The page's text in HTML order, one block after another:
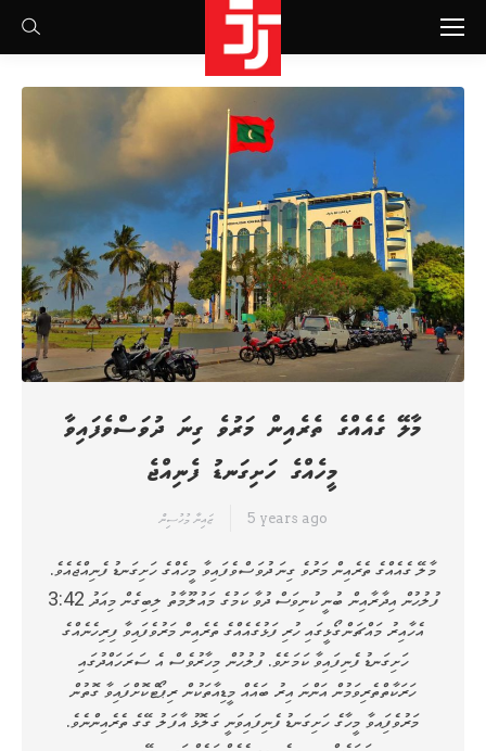
Search:
މާލޭ ގެއެއްގެ ތެރެއިން މަރުވެ ގިނަ ދުވަސްވެފައިވާ
މީހެއްގެ ހަށިގަނޑު ފެނިއްޖެ
ޒައިނާ މުހުސިން 5 years ago
މާލޭ ގެއެއްގެ ތެރެއިން މަރުވެ ގިނަ ދުވަސްވެފައިވާ މީހެއްގެ ހަށިގަނޑު ފެނިއްޖެއެވެ.
ފުލުހުން އިދާރާއިން ބުނީ ކުނިވަސް ދުވާ ކަމުގެ މައުލޫމާތު ލިބިގެން މިއަދު 3:42
އެހާއިރު މައްޗަންގޯޅީގައި ހުރި ފަޅުގެއެއްގެ ތެރެއިން މަރުވެފައިވާ ފިރިހެނެއްގެ
ހަށިގަނޑު ފެނިފައިވާ ކަމަށެވެ. ފުލުހުން މިހާރުވެސް އެ ސަރަހައްދުގައި
ހަރަކާތްތެރިވަމުން އަންނަ އިރު ބައެއް މީޑިއާތަކުން ރިޕޯޓްކޮށްފައިވާ ގޮތުން
މަރުވެފަިއވާ މީހާގެ ހަށިގަނޑު ފެނިފައިވަނީ ގަލޮޅު އާފަލު ގޭގެ ތެރެއިންނެވެ.